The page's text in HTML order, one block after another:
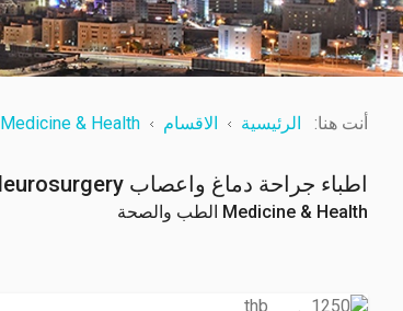
أنت هنا: الرئيسية الاقسام Medicine & Health الطب والصحة
اطباء جراحة دماغ واعصاب Neurosurgery
Medicine & Health الطب والصحة